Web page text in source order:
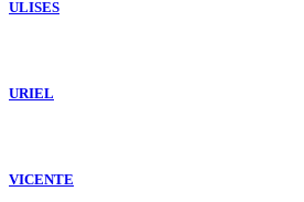
ULISES
URIEL
VICENTE